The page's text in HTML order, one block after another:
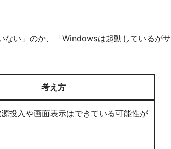
い」のか、「Windowsは起動しているがサ
考え方
投入や画面表示はできている可能性が